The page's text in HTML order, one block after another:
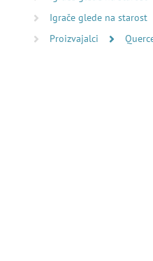
Igrače glede na starost
Proizvajalci